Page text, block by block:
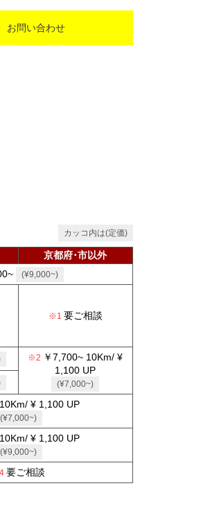
お問い合わせ
カッコ内は(定価)
京都府･市以外
(¥9,000~)
要ご相談
￥7,700~ 10Km/ ¥
1,100 UP
(¥7,000~)
¥ 1,100 UP
(¥7,000~)
¥ 1,100 UP
(¥9,000~)
要ご相談